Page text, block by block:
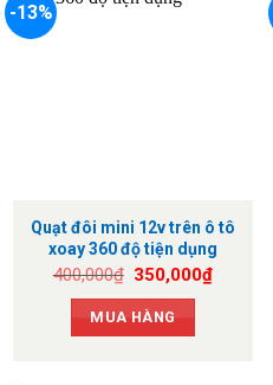
-13%
Quạt đôi mini 12v trên ô tô
xoay 360 độ tiện dụng
400,000₫ Giá
là:
400,000₫.
350,000₫Giá
MUA HÀNG